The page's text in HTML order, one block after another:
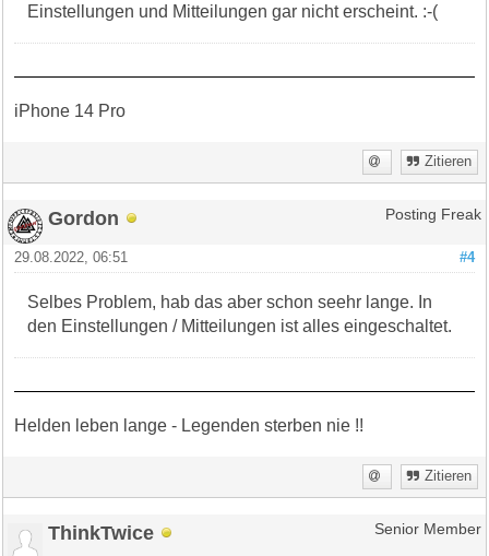
Einstellungen und Mitteilungen gar nicht erscheint. :-(
iPhone 14 Pro
Zitieren
Gordon Posting Freak
#4
29.08.2022, 06:51
Selbes Problem, hab das aber schon seehr lange. In
den Einstellungen / Mitteilungen ist alles eingeschaltet.
Helden leben lange - Legenden sterben nie !!
Zitieren
ThinkTwice Senior Member